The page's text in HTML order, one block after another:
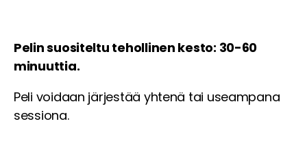
Pelin suositeltu tehollinen kesto: 30-60
minuuttia.
Peli voidaan järjestää yhtenä tai useampana
sessiona.